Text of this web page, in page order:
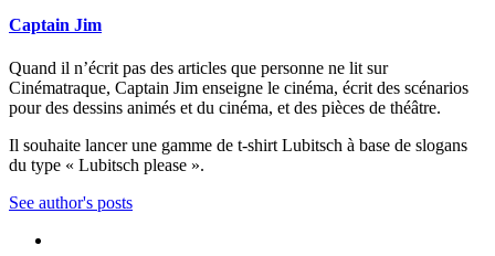
Captain Jim
Quand il n’écrit pas des articles que personne ne lit sur
Cinématraque, Captain Jim enseigne le cinéma, écrit des scénarios
pour des dessins animés et du cinéma, et des pièces de théâtre.
Il souhaite lancer une gamme de t-shirt Lubitsch à base de slogans
du type « Lubitsch please ».
See author's posts